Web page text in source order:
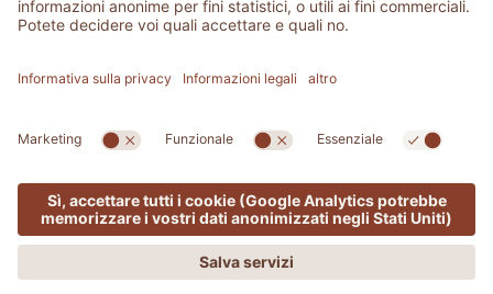
Offerta valida solo online!
Be social
©2026 Adler Shop
Partita IVA 01350320212
Sitemap
Credits Privacy
Dichiarazione di accessibilità
Impostazioni cookie
Area stampa